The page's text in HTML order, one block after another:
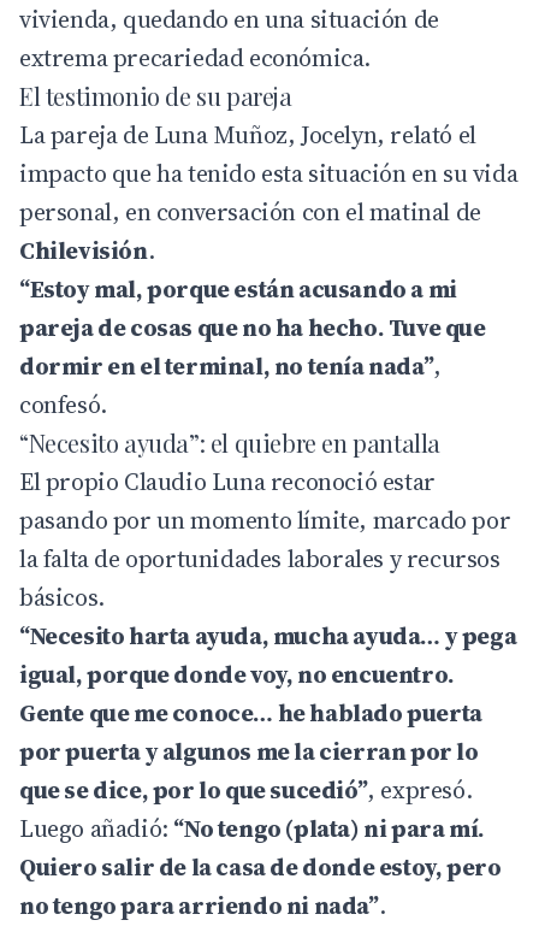
vivienda, quedando en una situación de
extrema precariedad económica.
El testimonio de su pareja
La pareja de Luna Muñoz, Jocelyn, relató el
impacto que ha tenido esta situación en su vida
personal, en conversación con el matinal de
Chilevisión.
“Estoy mal, porque están acusando a mi
pareja de cosas que no ha hecho. Tuve que
dormir en el terminal, no tenía nada”,
confesó.
“Necesito ayuda”: el quiebre en pantalla
El propio Claudio Luna reconoció estar
pasando por un momento límite, marcado por
la falta de oportunidades laborales y recursos
básicos.
“Necesito harta ayuda, mucha ayuda… y pega
igual, porque donde voy, no encuentro.
Gente que me conoce… he hablado puerta
por puerta y algunos me la cierran por lo
que se dice, por lo que sucedió”, expresó.
Luego añadió: “No tengo (plata) ni para mí.
Quiero salir de la casa de donde estoy, pero
no tengo para arriendo ni nada”.